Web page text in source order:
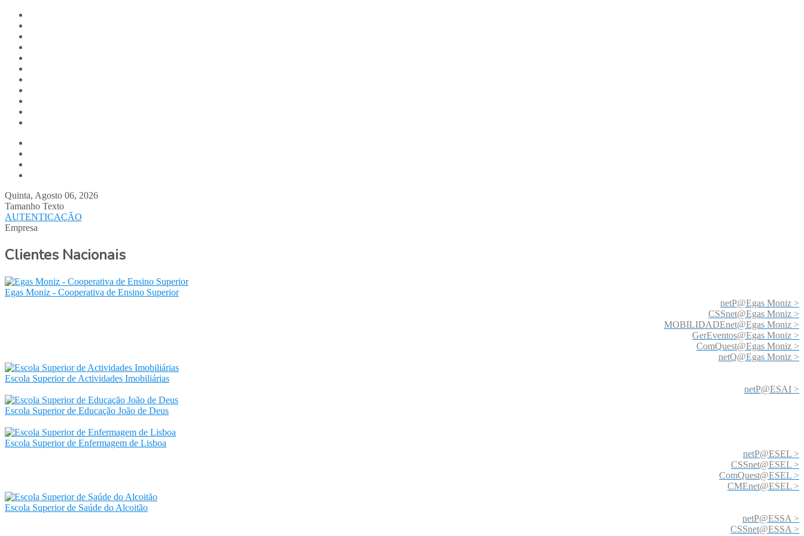
Quinta, Agosto 06, 2026
Tamanho Texto
AUTENTICAÇÃO
Empresa
Clientes Nacionais
Egas Moniz - Cooperativa de Ensino Superior
netP@Egas Moniz >
CSSnet@Egas Moniz >
MOBILIDADEnet@Egas Moniz >
GerEventos@Egas Moniz >
ComQuest@Egas Moniz >
netQ@Egas Moniz >
Escola Superior de Actividades Imobiliárias
netP@ESAI >
Escola Superior de Educação João de Deus
Escola Superior de Enfermagem de Lisboa
netP@ESEL >
CSSnet@ESEL >
ComQuest@ESEL >
CMEnet@ESEL >
Escola Superior de Saúde do Alcoitão
netP@ESSA >
CSSnet@ESSA >